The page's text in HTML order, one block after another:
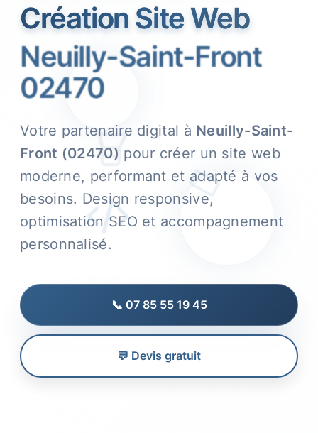
Création Site Web
Neuilly-Saint-Front
02470
Votre partenaire digital à Neuilly-Saint-
Front (02470) pour créer un site web
moderne, performant et adapté à vos
besoins. Design responsive,
optimisation SEO et accompagnement
personnalisé.
📞 07 85 55 19 45
💬 Devis gratuit